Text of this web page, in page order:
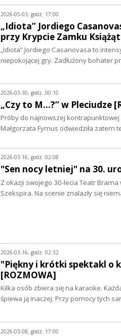
2026-05-03, godz. 17:00
„Idiota” Jordiego
przy Krypcie Zamku
„Idiota” Jordiego Casanovasa to
niepokojącej gry. Zadłużony bohater
2026-03-30, godz. 00:10
„Czy to M...?” w Pleciudze
Próby do najnowszej
Małgorzata Fymus odwiedziła zatem
2026-03-16, godz. 02:08
"Sen nocy letniej" na 30.
Z okazji swojego 30-lecia Teatr
Szekspira. Na scenie znalazły się
2026-03-16, godz. 02:32
"Piękny i krótki spektakl o
[ROZMOWA]
Kilka osób zbiera się na karaoke.
śpiewa ją inaczej. Przy pomocy tych
2026-03-08, godz. 17:00